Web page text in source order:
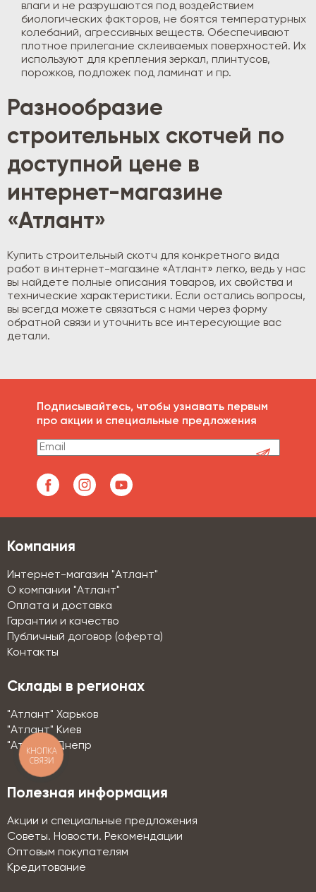
влаги и не разрушаются под воздействием
биологических факторов, не боятся температурных
колебаний, агрессивных веществ. Обеспечивают
плотное прилегание склеиваемых поверхностей. Их
используют для крепления зеркал, плинтусов,
порожков, подложек под ламинат и пр.
Разнообразие
строительных скотчей по
доступной цене в
интернет-магазине
«Атлант»
Купить строительный скотч для конкретного вида
работ в интернет-магазине «Атлант» легко, ведь у нас
вы найдете полные описания товаров, их свойства и
технические характеристики. Если остались вопросы,
вы всегда можете связаться с нами через форму
обратной связи и уточнить все интересующие вас
детали.
Подписывайтесь, чтобы узнавать первым
про акции и специальные предложения
Компания
Интернет-магазин "Атлант"
О компании "Атлант"
Оплата и доставка
Гарантии и качество
Публичный договор (оферта)
Контакты
Склады в регионах
"Атлант" Харьков
"Атлант" Киев
"Атлант" Днепр
Полезная информация
Акции и специальные предложения
Советы. Новости. Рекомендации
Оптовым покупателям
Кредитование
КНОПКА
СВЯЗИ